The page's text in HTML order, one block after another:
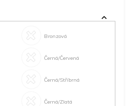
Bronzová
Černá/Červená
Černá/Stříbrná
Černá/Zlatá